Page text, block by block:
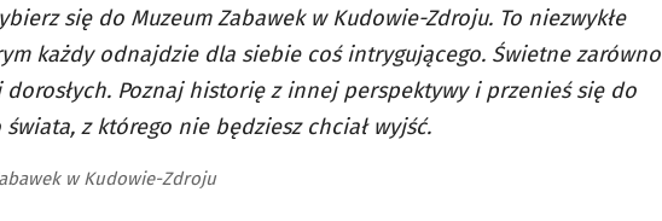
się do Muzeum Zabawek w Kudowie-Zdroju. To niezwykłe
każdy odnajdzie dla siebie coś intrygującego. Świetne zarówno
Poznaj historię z innej perspektywy i przenieś się do
z którego nie będziesz chciał wyjść.
w Kudowie-Zdroju